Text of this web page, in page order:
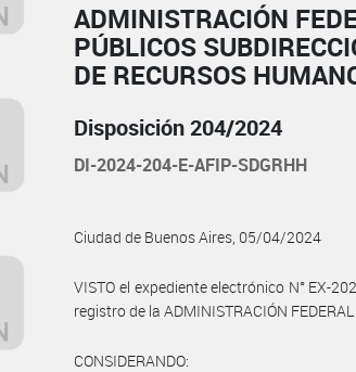
ADMINISTRACIÓN
PÚBLICOS
DE RECURSOS
Disposición 204/2024
DI-2024-204-E-AFIP-SDGRHH
Ciudad de Buenos Aires, 05/04/2024
VISTO el expediente electrónico N° EX-
registro de la ADMINISTRACIÓN FEDERAL
CONSIDERANDO: